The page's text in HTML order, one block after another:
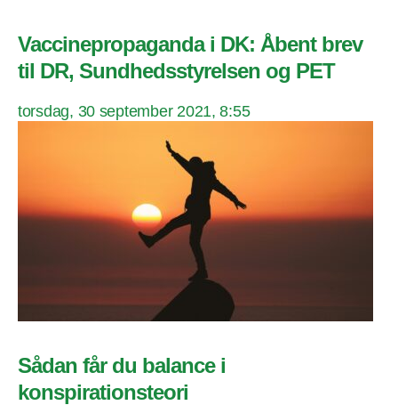
Vaccinepropaganda i DK: Åbent brev
til DR, Sundhedsstyrelsen og PET
torsdag, 30 september 2021, 8:55
Sådan får du balance i
konspirationsteori